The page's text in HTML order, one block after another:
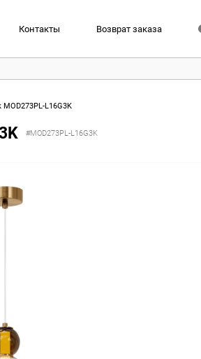
Контакты Возврат заказа
L16G3K
#MOD273PL-L16G3K